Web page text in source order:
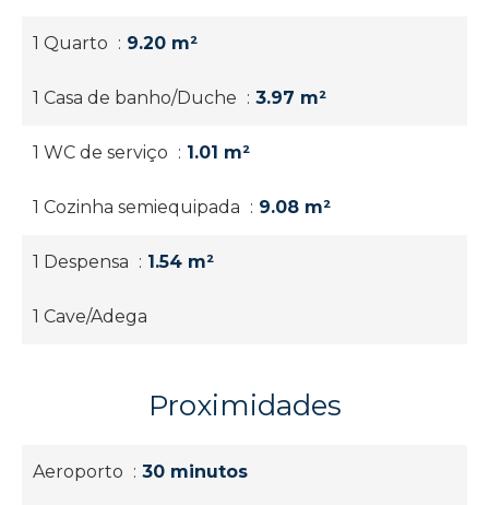
1 Quarto 9.20 m²
1 Casa de banho/Duche 3.97 m²
1 WC de serviço 1.01 m²
1 Cozinha semiequipada 9.08 m²
1 Despensa 1.54 m²
1 Cave/Adega
Proximidades
Aeroporto 30 minutos